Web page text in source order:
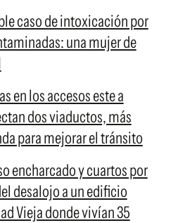
caso de intoxicación por
una mujer de
en los accesos este a
dos viaductos, más
para mejorar el tránsito
encharcado y cuartos por
desalojo a un edificio
Vieja donde vivían 35